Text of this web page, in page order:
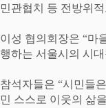
민관협치 등 전방위
이성 협의회장은 “마
행하는 서울시의 시
참석자들은 “시민들
민 스스로 이웃의 삶